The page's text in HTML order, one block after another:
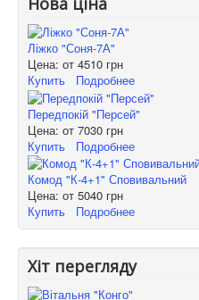
Ліжко "Соня-7А"
Цена: от 4510 грн
Купить
Подробнее
Передпокій "Персей"
Цена: от 7030 грн
Купить
Подробнее
Комод "К-4+1" Сповивальний
Цена: от 5040 грн
Купить
Подробнее
Хіт перегляду